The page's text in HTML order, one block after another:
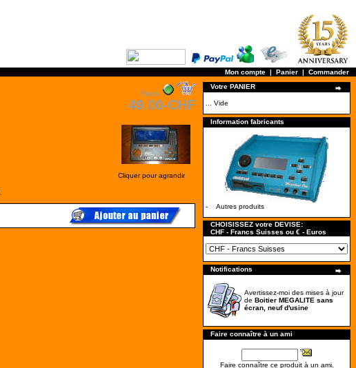
Mon compte | Panier | Commander
Stock
49.00-CHF
Cliquer pour agrandir
Votre PANIER
... Vide
Information fabricants
- Autres produits
CHOISISSEZ votre DEVISE:
CHF - Francs Suisses ou € - Euros
Notifications
Avertissez-moi des mises à jour
de Boitier MEGALITE sans
écran, neuf d'usine
Faire connaître à un ami
Faire connaître ce produit à un ami.